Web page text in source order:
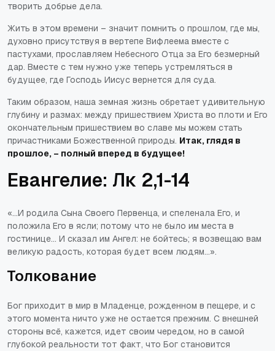
творить добрые дела.
Жить в этом времени – значит помнить о прошлом, где мы,
духовно присутствуя в вертепе Вифлеема вместе с
пастухами, прославляем Небесного Отца за Его безмерный
дар. Вместе с тем нужно уже теперь устремляться в
будущее, где Господь Иисус вернется для суда.
Таким образом, наша земная жизнь обретает удивительную
глубину и размах: между пришествием Христа во плоти и Его
окончательным пришествием во славе мы можем стать
причастниками Божественной природы. Итак, глядя в
прошлое, – полный вперед в будущее!
Евангелие: Лк 2,1-14
«...И родила Сына Своего Первенца, и спеленала Его, и
положила Его в ясли; потому что не было им места в
гостинице... И сказал им Ангел: не бойтесь; я возвещаю вам
великую радость, которая будет всем людям...».
Толкование
Бог приходит в мир в Младенце, рожденном в пещере, и с
этого момента ничто уже не остается прежним. С внешней
стороны всё, кажется, идет своим чередом, но в самой
глубокой реальности тот факт, что Бог становится